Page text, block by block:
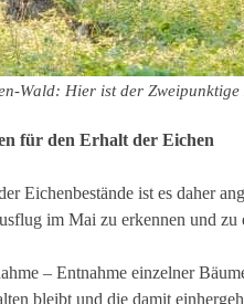
Wald: Hier ist der
für den Erhalt der Eichen
Eichenbestände ist es daher
im Mai zu erkennen und
– Entnahme einzelner
bleibt und die damit